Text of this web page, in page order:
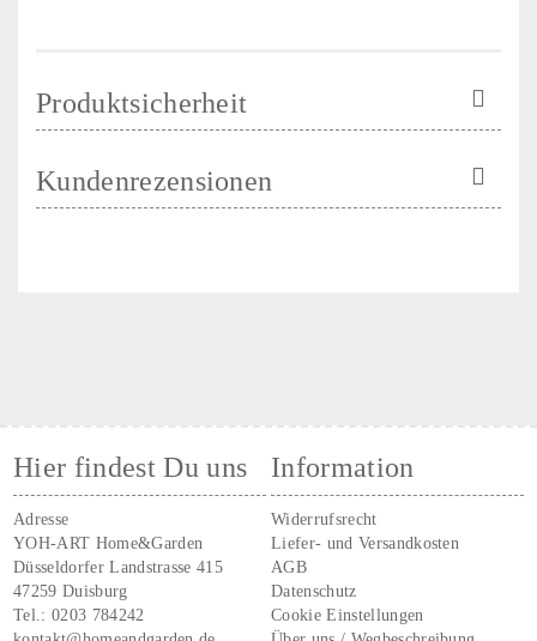
Produktsicherheit
Kundenrezensionen
Hier findest Du uns
Adresse
YOH-ART Home&Garden
Düsseldorfer Landstrasse 415
47259 Duisburg
Tel.:0203 784242
Information
Widerrufsrecht
Liefer- und Versandkosten
AGB
Datenschutz
Cookie Einstellungen